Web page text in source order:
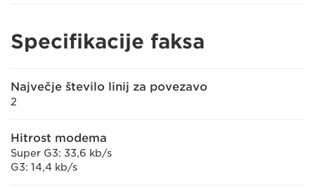
Specifikacije faksa
Največje število linij za povezavo
2
Hitrost modema
Super G3: 33,6 kb/s
G3: 14,4 kb/s